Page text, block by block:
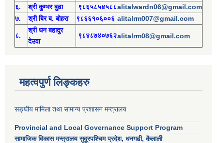
६. श्री कुम्भर बुढा ९८६५८५४५८८alitalwardn06@gmail.com
७. श्री बिर ब. बोहरा ९८६६१०६००६ alitalrm007@gmail.com
८.
श्री धन बहादुर
देउवा
९८४८७४०७६२alitalrm08@gmail.com
महत्वपुर्ण लिङ्कहरु
सङ्घीय मामिला तथा सामान्य प्रशासन मन्त्रालय
Provincial and Local Governance Support Program
सामाजिक विकास मन्त्रालय सुदूरपश्चिम प्रदेश, धनगढी, कैलाली